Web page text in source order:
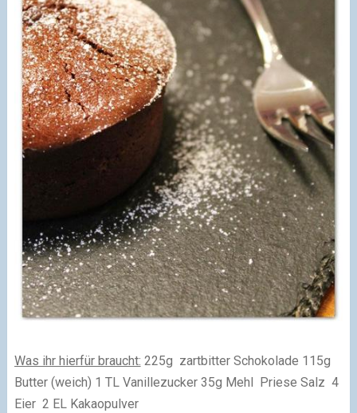
Was ihr hierfür braucht: 225g zartbitter Schokolade 115g
Butter (weich) 1 TL Vanillezucker 35g Mehl Priese Salz 4
Eier 2 EL Kakaopulver